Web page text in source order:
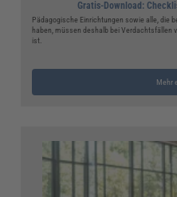
Gratis-Download:
Pädagogische Einrichtungen sowie alle, die
haben, müssen deshalb bei Verdachtsfällen
ist.
Mehr